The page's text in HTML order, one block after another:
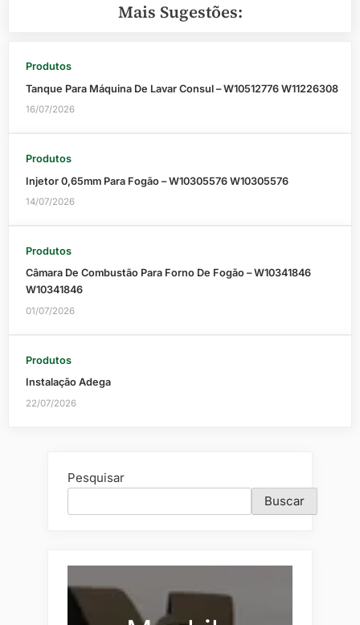
Mais Sugestões:
Produtos
Tanque Para Máquina De Lavar Consul – W10512776 W11226308
16/07/2026
Produtos
Injetor 0,65mm Para Fogão – W10305576 W10305576
14/07/2026
Produtos
Câmara De Combustão Para Forno De Fogão – W10341846
W10341846
01/07/2026
Produtos
Instalação Adega
22/07/2026
Pesquisar
Buscar